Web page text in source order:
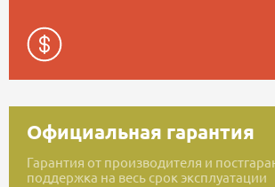
Официальная гарантия
Гарантия от производителя и
поддержка на весь срок эксплуатации